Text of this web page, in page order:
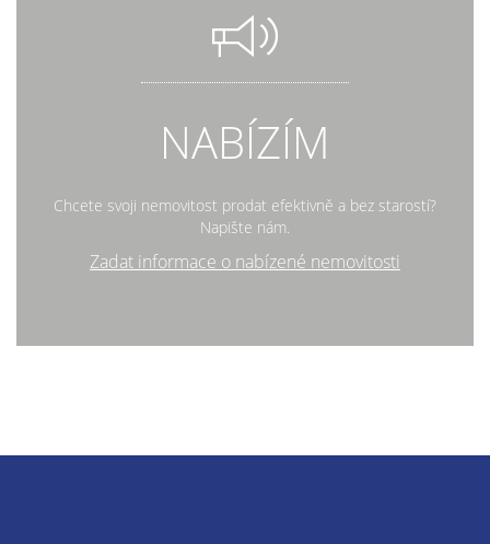
NABÍZÍM
Chcete svoji nemovitost prodat efektivně a bez starostí?
Napište nám.
Zadat informace o nabízené nemovitosti